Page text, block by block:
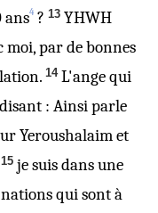
ans4 ? 13 YHWH
par de bonnes
14 L'ange qui
: Ainsi parle
Yeroushalaim et
15 je suis dans une
qui sont à